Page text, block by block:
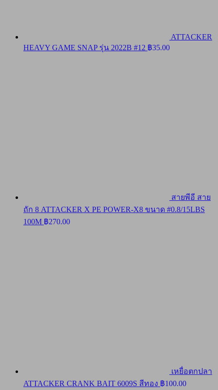
ATTACKER
HEAVY GAME SNAP รุ่น 2022B #12 ฿35.00
สายพีอี สาย
ถัก 8 ATTACKER X PE POWER-X8 ขนาด #0.8/15LBS
100M ฿270.00
เหยื่อตกปลา
ATTACKER CRANK BAIT 6009S สีทอง ฿100.00